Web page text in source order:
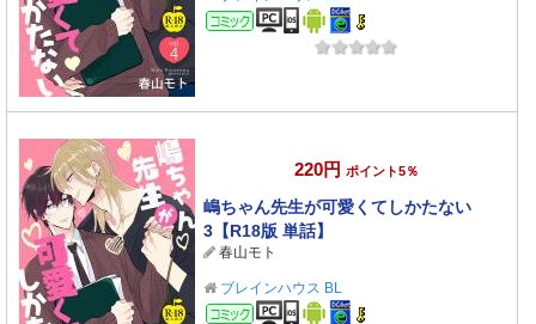
コミック
220円 ポイント5％
嶋ちゃん先生が可愛くてしかたない
3【R18版 単話】
春山モト
ブレインハウス BL
コミック